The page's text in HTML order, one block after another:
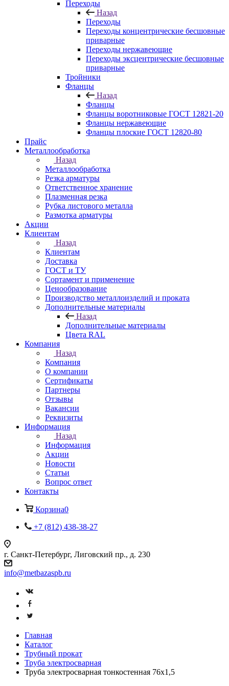
Переходы
Назад
Переходы
Переходы концентрические бесшовные
приварные
Переходы нержавеющие
Переходы эксцентрические бесшовные
приварные
Тройники
Фланцы
Назад
Фланцы
Фланцы воротниковые ГОСТ 12821-20
Фланцы нержавеющие
Фланцы плоские ГОСТ 12820-80
Прайс
Металлообработка
Назад
Металлообработка
Резка арматуры
Ответственное хранение
Плазменная резка
Рубка листового металла
Размотка арматуры
Акции
Клиентам
Назад
Клиентам
Доставка
ГОСТ и ТУ
Сортамент и применение
Ценообразование
Производство металлоизделий и проката
Дополнительные материалы
Назад
Дополнительные материалы
Цвета RAL
Компания
Назад
Компания
О компании
Сертификаты
Партнеры
Отзывы
Вакансии
Реквизиты
Информация
Назад
Информация
Акции
Новости
Статьи
Вопрос ответ
Контакты
Корзина0
+7 (812) 438-38-27
г. Санкт-Петербург, Лиговский пр., д. 230
info@metbazaspb.ru
Главная
Каталог
Трубный прокат
Труба электросварная
Труба электросварная тонкостенная 76х1,5